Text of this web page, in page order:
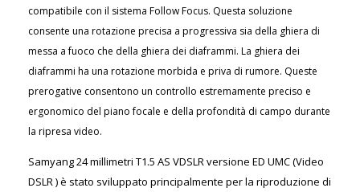
compatibile con il sistema Follow Focus. Questa soluzione
consente una rotazione precisa a progressiva sia della ghiera di
messa a fuoco che della ghiera dei diaframmi. La ghiera dei
diaframmi ha una rotazione morbida e priva di rumore. Queste
prerogative consentono un controllo estremamente preciso e
ergonomico del piano focale e della profondità di campo durante
la ripresa video.
Samyang 24 millimetri T1.5 AS VDSLR versione ED UMC (Video
DSLR ) è stato sviluppato principalmente per la riproduzione di